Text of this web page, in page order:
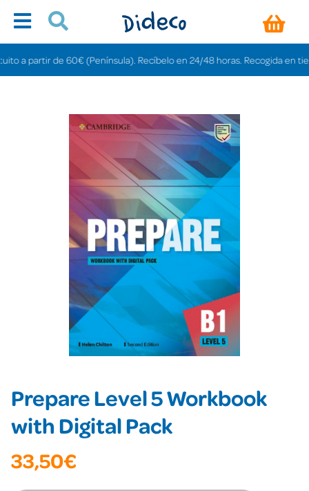
partir de 60€ (Península). Recíbelo en 24/48 horas. Recogida en
Prepare Level 5 Workbook
with Digital Pack
33,50€